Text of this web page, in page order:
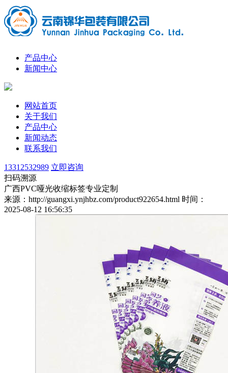
产品中心
新闻中心
网站首页
关于我们
产品中心
新闻动态
联系我们
13312532989 立即咨询
扫码溯源
广西PVC哑光收缩标签专业定制
来源：http://guangxi.ynjhbz.com/product922654.html 时间：
2025-08-12 16:56:35